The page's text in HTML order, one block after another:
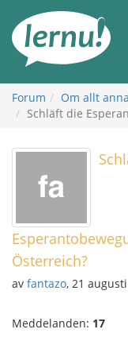
sidans
innehåll
Forum
Om allt
Schläft die
Österreich?
av fantazo, 21
Meddelanden: 17